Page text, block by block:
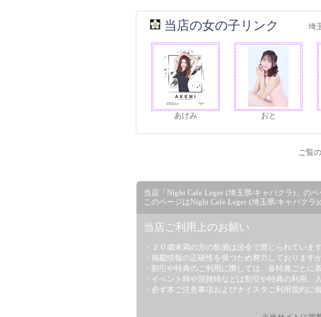
当店の女の子リンク 埼
あけみ おと
ご覧
当店「Night Cafe Leger (埼玉県/キャバクラ)」の
このページはNight Cafe Leger (埼玉県/キャバクラ
当店ご利用上のお願い
・２０歳未満の方の飲酒は法令で禁じられていま
・掲載情報の正確性を保つため努力しております
・割引や特典のご利用に際しては、各特典ごとに
・イベント時や混雑時などは割引や特典の利用、
・必ず本ご注意事項およびナイスタご利用規約に